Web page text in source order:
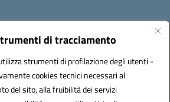
di tracciamento
strumenti di profilazione degli utenti -
cookies tecnici necessari al
del sito, alla fruibilità dei servizi
41 RUDIANO 25030 RUDIANO
(PEC):bsic86100r@pec.istruzione.it